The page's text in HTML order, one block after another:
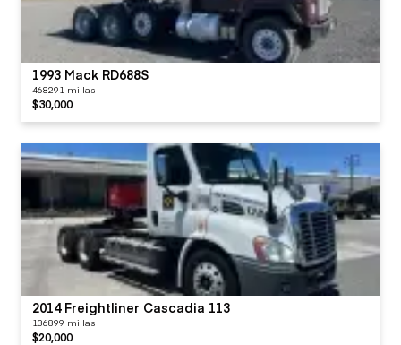
1993 Mack RD688S
468291 millas
$30,000
2014 Freightliner Cascadia 113
136899 millas
$20,000